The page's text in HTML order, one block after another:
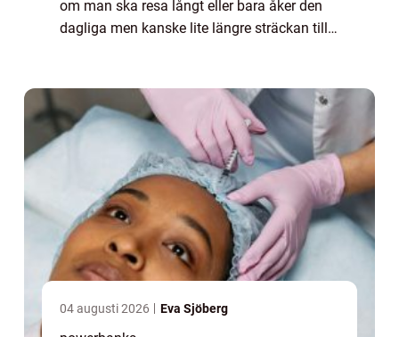
om man ska resa långt eller bara åker den
dagliga men kanske lite längre sträckan till
04 augusti 2026 Eva Sjöberg